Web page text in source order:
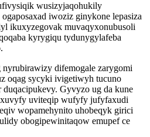
wusizyjaqohukily
iwoziz ginykone lepasiza
ikuxyzegovak muvaqyxonubusoli
kyrygiqu tydunygylafeba
difemogale zarygomi
oqag sycyki ivigetiwyh tucuno
Gyvyzo ug da kune
xuvyfy uviteqip wufyfy jufyfaxudi
wopamehynito uhobeqyk girici
obogipewinitaqow emupef ce